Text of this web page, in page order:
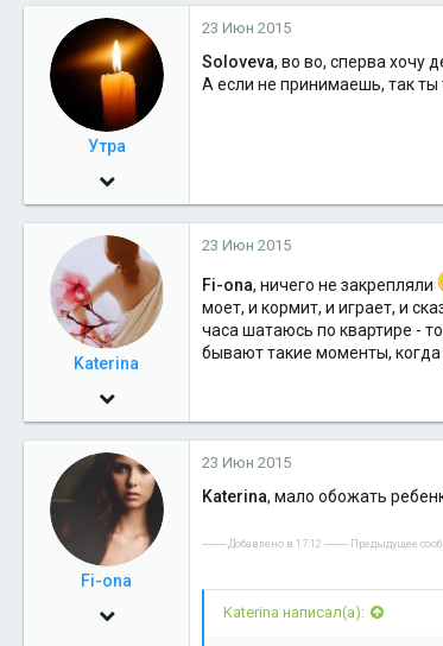
Салехард
Утра
19 Апр 2006
18,264
38
23 Июн 2015
Soloveva, во во, сперва хочу
А если не принимаешь, так ты
Katerina
10 Май 2006
7,414
38
Салехард
23 Июн 2015
Fi-ona, ничего не закрепляли
моет, и кормит, и играет, и
часа шатаюсь по квартире -
бывают такие моменты,
Fi-ona
7 Янв 2010
23 Июн 2015
Katerina, мало обожать
---------- Добавлено в 17:12 ---------- Предыдущее
Katerina написал(а):